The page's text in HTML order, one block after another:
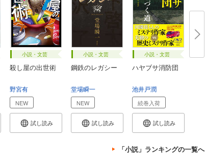
小説・文芸
殺し屋の出世術
野宮有
NEW
試し読み
小説・文芸
鋼鉄のレガシー
堂場瞬一
NEW
試し読み
小説・文芸
ハヤブサ消防団
池井戸潤
続巻入荷
試し読み
「小説」ランキングの一覧へ